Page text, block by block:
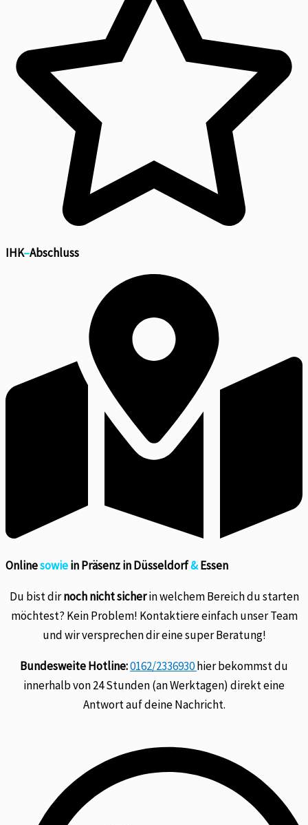
IHK–Abschluss
Onlinesowiein Präsenz in Düsseldorf&Essen
Du bist dirnoch nicht sicherin welchem Bereich du starten
möchtest? Kein Problem! Kontaktiere einfach unser Team
und wir versprechen dir eine super Beratung!
Bundesweite Hotline:0162/2336930hier bekommst du
innerhalb von 24 Stunden (an Werktagen) direkt eine
Antwort auf deine Nachricht.